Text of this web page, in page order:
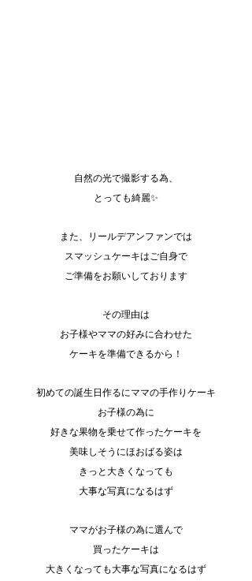
自然の光で撮影する為、
とっても綺麗✨
また、リールデアンファンでは
スマッシュケーキはご自身で
ご準備をお願いしております
その理由は
お子様やママの好みに合わせた
ケーキを準備できるから！
初めての誕生日作るにママの手作りケーキ
お子様の為に
好きな果物を乗せて作ったケーキを
美味しそうにほおばる姿は
きっと大きくなっても
大事な写真になるはず
ママがお子様の為に選んで
買ったケーキは
大きくなっても大事な写真になるはず